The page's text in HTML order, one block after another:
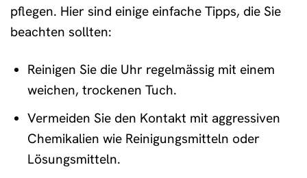
pflegen. Hier sind einige einfache Tipps, die Sie
beachten sollten:
Reinigen Sie die Uhr regelmässig mit einem
weichen, trockenen Tuch.
Vermeiden Sie den Kontakt mit aggressiven
Chemikalien wie Reinigungsmitteln oder
Lösungsmitteln.